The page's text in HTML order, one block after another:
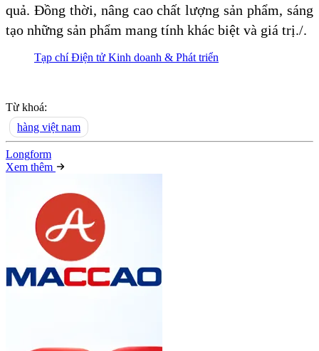
quả. Đồng thời, nâng cao chất lượng sản phẩm, sáng
tạo những sản phẩm mang tính khác biệt và giá trị./.
Tạp chí Điện tử Kinh doanh & Phát triển
Từ khoá:
hàng việt nam
Longform
Xem thêm